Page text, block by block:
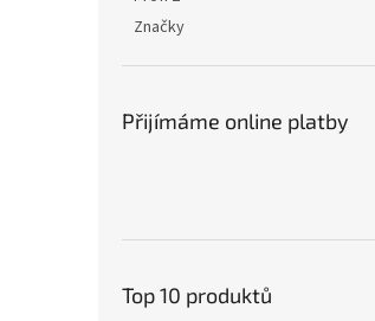
Značky
Přijímáme online platby
Top 10 produktů